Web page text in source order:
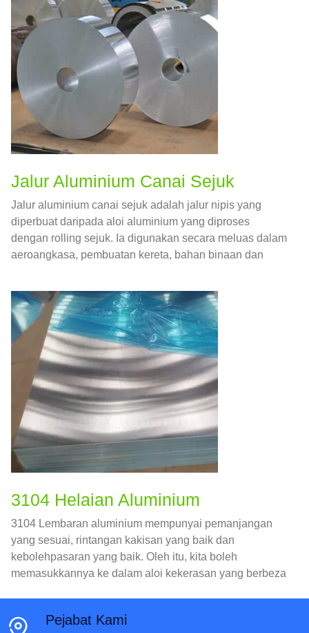
Jalur Aluminium Canai Sejuk
Jalur aluminium canai sejuk adalah jalur nipis yang
diperbuat daripada aloi aluminium yang diproses
dengan rolling sejuk. Ia digunakan secara meluas dalam
aeroangkasa, pembuatan kereta, bahan binaan dan
3104 Helaian Aluminium
3104 Lembaran aluminium mempunyai pemanjangan
yang sesuai, rintangan kakisan yang baik dan
kebolehpasaran yang baik. Oleh itu, kita boleh
memasukkannya ke dalam aloi kekerasan yang berbeza
Pejabat Kami